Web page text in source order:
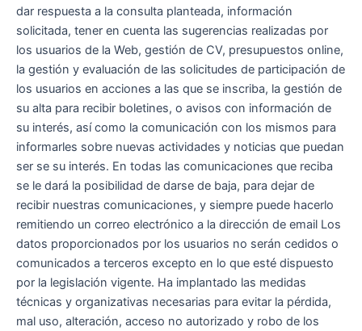
dar respuesta a la consulta planteada, información
solicitada, tener en cuenta las sugerencias realizadas por
los usuarios de la Web, gestión de CV, presupuestos online,
la gestión y evaluación de las solicitudes de participación de
los usuarios en acciones a las que se inscriba, la gestión de
su alta para recibir boletines, o avisos con información de
su interés, así como la comunicación con los mismos para
informarles sobre nuevas actividades y noticias que puedan
ser se su interés. En todas las comunicaciones que reciba
se le dará la posibilidad de darse de baja, para dejar de
recibir nuestras comunicaciones, y siempre puede hacerlo
remitiendo un correo electrónico a la dirección de email Los
datos proporcionados por los usuarios no serán cedidos o
comunicados a terceros excepto en lo que esté dispuesto
por la legislación vigente. Ha implantado las medidas
técnicas y organizativas necesarias para evitar la pérdida,
mal uso, alteración, acceso no autorizado y robo de los